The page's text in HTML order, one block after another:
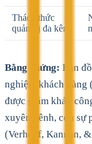
Thách thức
quản trị đa kênh
Bằng chứng: Bản
nghiệm khách hàng
được giám khảo
xuyên kênh, còn sự
(Verhoef, Kannan,